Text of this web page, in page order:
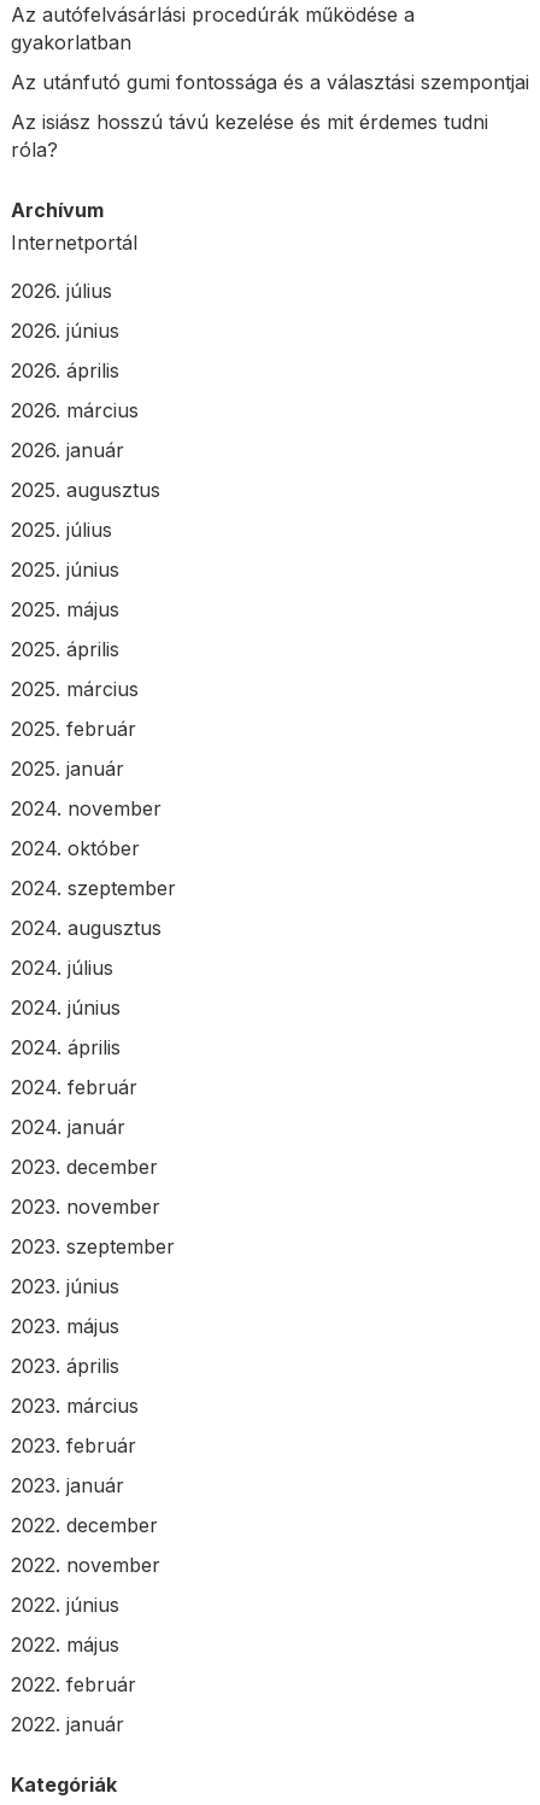
Az autófelvásárlási procedúrák működése a
gyakorlatban
Az utánfutó gumi fontossága és a választási szempontjai
Az isiász hosszú távú kezelése és mit érdemes tudni
róla?
Archívum
Internetportál
2026. július
2026. június
2026. április
2026. március
2026. január
2025. augusztus
2025. július
2025. június
2025. május
2025. április
2025. március
2025. február
2025. január
2024. november
2024. október
2024. szeptember
2024. augusztus
2024. július
2024. június
2024. április
2024. február
2024. január
2023. december
2023. november
2023. szeptember
2023. június
2023. május
2023. április
2023. március
2023. február
2023. január
2022. december
2022. november
2022. június
2022. május
2022. február
2022. január
Kategóriák